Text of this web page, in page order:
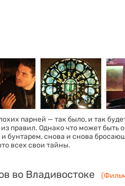
парней — так было, и так
правил. Однако что может
бунтарем, снова и снова
всех свои тайны.
во Владивостоке